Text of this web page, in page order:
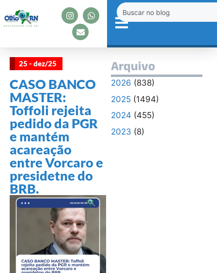
25 - dez/25
CASO BANCO
MASTER:
Toffoli rejeita
pedido da PGR
e mantém
acareação
entre Vorcaro e
presidetne do
BRB.
Arquivo
2026 (838)
2025(1494)
2024 (455)
2023 (8)